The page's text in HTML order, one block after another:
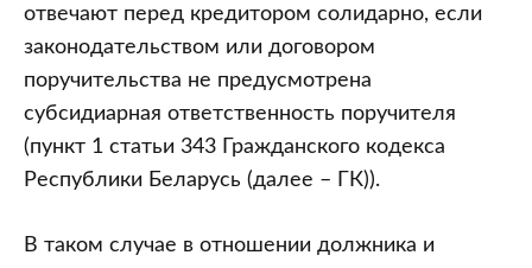
отвечают перед кредитором солидарно, если
законодательством или договором
поручительства не предусмотрена
субсидиарная ответственность поручителя
(пункт 1 статьи 343 Гражданского кодекса
Республики Беларусь (далее – ГК)).
В таком случае в отношении должника и